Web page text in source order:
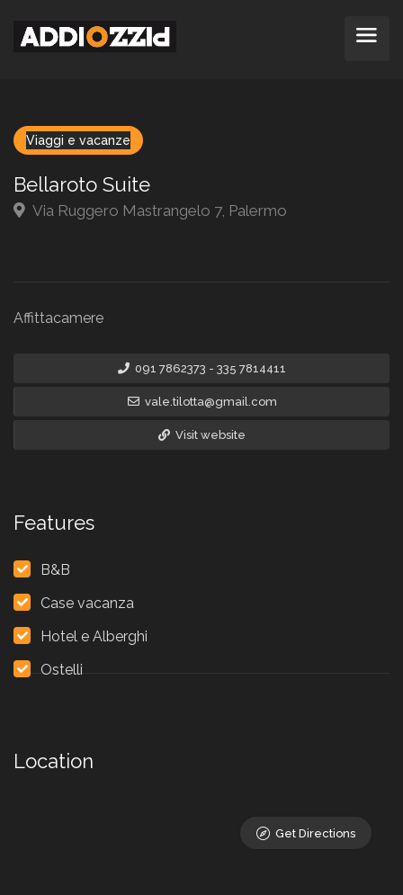
Viaggi e vacanze
Bellaroto Suite
Via Ruggero Mastrangelo 7, Palermo
Affittacamere
091 7862373 - 335 7814411
vale.tilotta@gmail.com
Visit website
Features
B&B
Case vacanza
Hotel e Alberghi
Ostelli
Location
Get Directions